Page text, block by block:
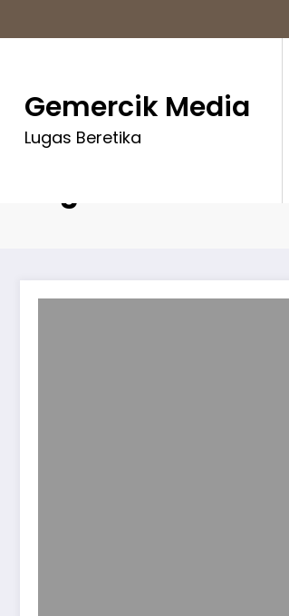
to
Gemercik Media
Lugas Beretika